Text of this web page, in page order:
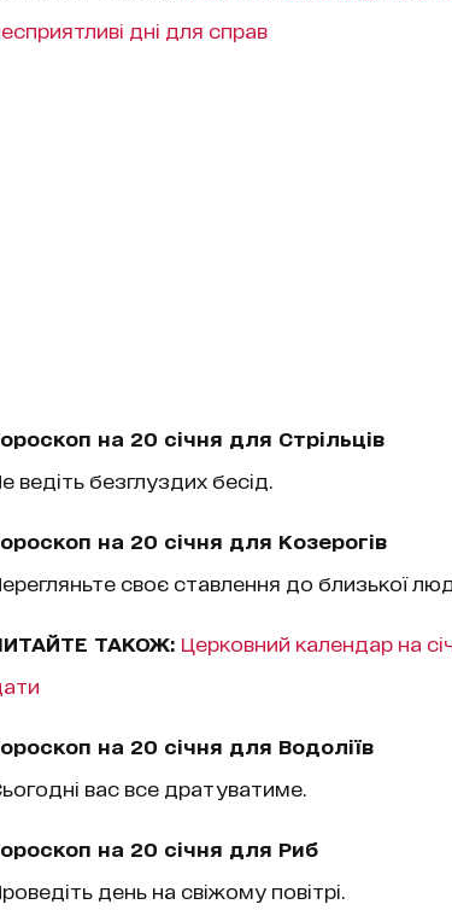
дні для справ
на 20 січня для Стрільців
ведіть безглуздих бесід.
на 20 січня для Козерогів
своє ставлення до близької
ТАКОЖ: Церковний календар на
на 20 січня для Водоліїв
вас все дратуватиме.
на 20 січня для Риб
день на свіжому повітрі.